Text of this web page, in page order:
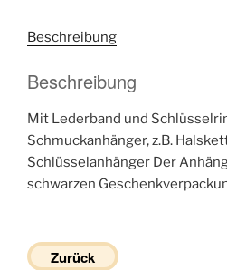
Beschreibung
Beschreibung
Mit Lederband und
Schmuckanhänger, z.B.
Schlüsselanhänger Der
schwarzen
Zurück